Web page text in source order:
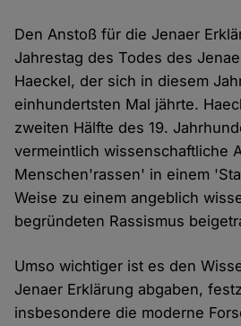
Den Anstoß für die Jenaer
Jahrestag des Todes des
Haeckel, der sich in diesem
einhundertsten Mal jährte.
zweiten Hälfte des 19.
vermeintlich wissenschaftliche
Menschen'rassen' in einem
Weise zu einem angeblich
begründeten Rassismus
Umso wichtiger ist es den
Jenaer Erklärung abgaben,
insbesondere die moderne